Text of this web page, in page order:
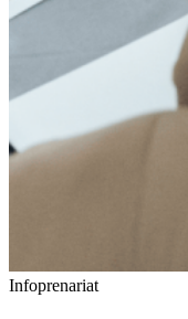
Infoprenariat